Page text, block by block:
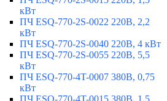
кВт
ПЧ ESQ-770-2S-0022 220В, 2,2
кВт
ПЧ ESQ-770-2S-0040 220В, 4 кВт
ПЧ ESQ-770-2S-0055 220В, 5,5
кВт
ПЧ ESQ-770-4T-0007 380В, 0,75
кВт